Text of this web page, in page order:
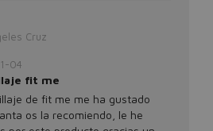
Cruz
04
fit me
de fit me me ha gustado
os la recomiendo, le he